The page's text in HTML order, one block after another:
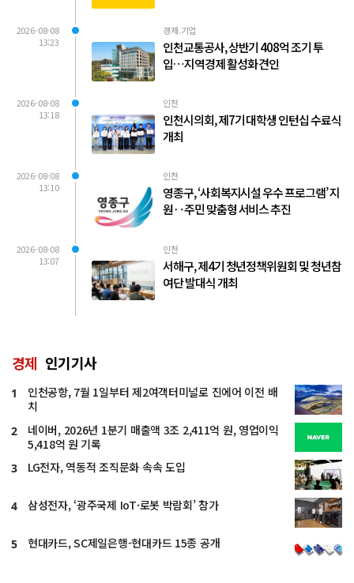
2026-08-08
13:23
경제.기업
인천교통공사, 상반기 408억 조기 투
입…지역경제 활성화 견인
2026-08-08
13:18
인천
인천시의회, 제7기 대학생 인턴십 수료식
개최
2026-08-08
13:10
인천
영종구, ‘사회복지시설 우수 프로그램’ 지
원‥주민 맞춤형 서비스 추진
2026-08-08
13:07
인천
서해구, 제4기 청년정책위원회 및 청년참
여단 발대식 개최
경제 인기기사
1
인천공항, 7월 1일부터 제2여객터미널로 진에어 이전 배
치
2
네이버, 2026년 1분기 매출액 3조 2,411억 원, 영업이익
5,418억 원 기록
3 LG전자, 역동적 조직문화 속속 도입
4 삼성전자, ‘광주국제 IoT·로봇 박람회’ 참가
5 현대카드, SC제일은행-현대카드 15종 공개